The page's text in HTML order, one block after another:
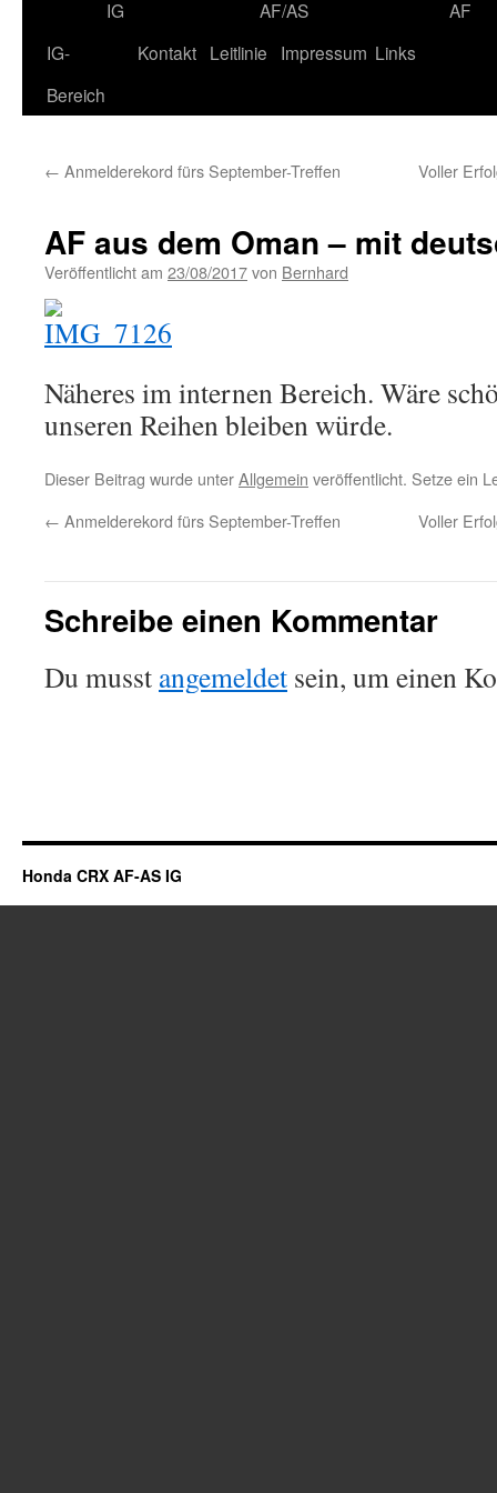
IG
AF/AS
AF
IG-
Bereich
Kontakt Leitlinie Impressum Links
← Anmelderekord fürs September-Treffen Voller
AF aus dem Oman – mit
Veröffentlicht am 23/08/2017von Bernhard
Näheres im internen Bereich. Wäre
unseren Reihen bleiben würde.
Dieser Beitrag wurde unterAllgemein veröffentlicht. Setze ein
← Anmelderekord fürs September-Treffen Voller
Schreibe einen Kommentar
Du musst angemeldet sein, um einen
Honda CRX AF-AS IG